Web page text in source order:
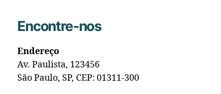
Encontre-nos
Endereço
Av. Paulista, 123456
São Paulo, SP, CEP: 01311-300